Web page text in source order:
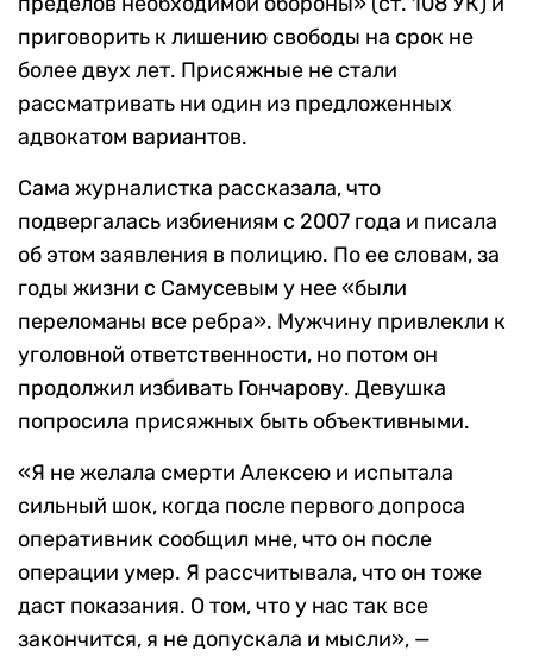
приговорить к лишению свободы на срок не
более двух лет. Присяжные не стали
рассматривать ни один из предложенных
адвокатом вариантов.
Сама журналистка рассказала, что
подвергалась избиениям с 2007 года и писала
об этом заявления в полицию. По ее словам, за
годы жизни с Самусевым у нее «были
переломаны все ребра». Мужчину привлекли к
уголовной ответственности, но потом он
продолжил избивать Гончарову. Девушка
попросила присяжных быть объективными.
«Я не желала смерти Алексею и испытала
сильный шок, когда после первого допроса
оперативник сообщил мне, что он после
операции умер. Я рассчитывала, что он тоже
даст показания. О том, что у нас так все
закончится, я не допускала и мысли», —